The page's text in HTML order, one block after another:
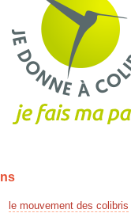
le mouvement des colibris